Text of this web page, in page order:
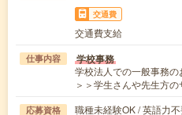
交通費
交通費支給
仕事内容 学校事務
学校法人での一般事務
＞＞学生さんや先生方
応募資格
職種未経験OK / 英語力